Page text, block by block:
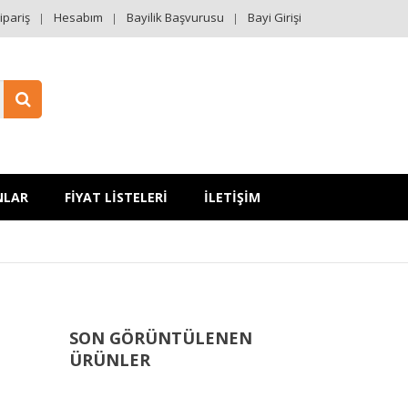
Hesabım Bayilik Başvurusu Bayi Girişi
FİYAT LİSTELERİ İLETİŞİM
SON GÖRÜNTÜLENEN
ÜRÜNLER